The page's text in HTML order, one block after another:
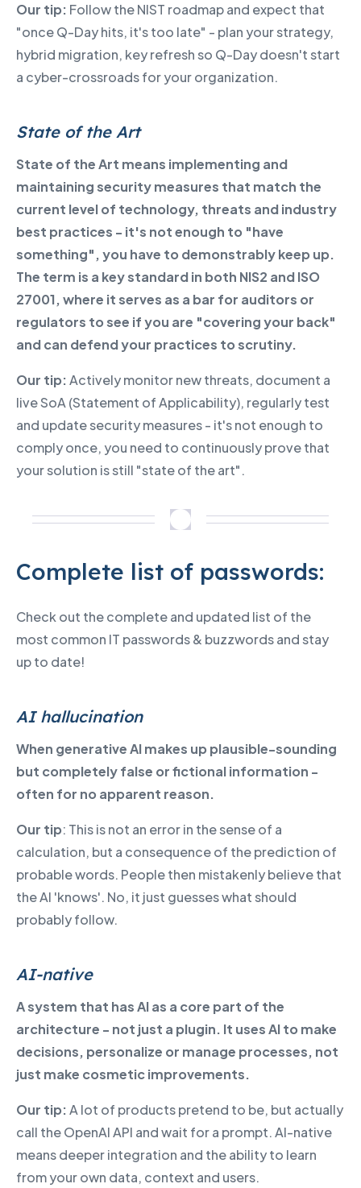
Our tip: Follow the NIST roadmap and expect that
"once Q-Day hits, it's too late" - plan your strategy,
hybrid migration, key refresh so Q-Day doesn't start
a cyber-crossroads for your organization.
State of the Art
State of the Art means implementing and
maintaining security measures that match the
current level of technology, threats and industry
best practices - it's not enough to "have
something", you have to demonstrably keep up.
The term is a key standard in both NIS2 and ISO
27001, where it serves as a bar for auditors or
regulators to see if you are "covering your back"
and can defend your practices to scrutiny.
Our tip:Actively monitor new threats, document a
live SoA (Statement of Applicability), regularly test
and update security measures - it's not enough to
comply once, you need to continuously prove that
your solution is still "state of the art".
Complete list of passwords:
Check out the complete and updated list of the
most common IT passwords & buzzwords and stay
up to date!
AI hallucination
When generative AI makes up plausible-sounding
but completely false or fictional information -
often for no apparent reason.
Our tip: This is not an error in the sense of a
calculation, but a consequence of the prediction of
probable words. People then mistakenly believe that
the AI 'knows'. No, it just guesses what should
probably follow.
AI-native
A system that has AI as a core part of the
architecture - not just a plugin. It uses AI to make
decisions, personalize or manage processes, not
just make cosmetic improvements.
Our tip:A lot of products pretend to be, but actually
call the OpenAI API and wait for a prompt. AI-native
means deeper integration and the ability to learn
from your own data, context and users.